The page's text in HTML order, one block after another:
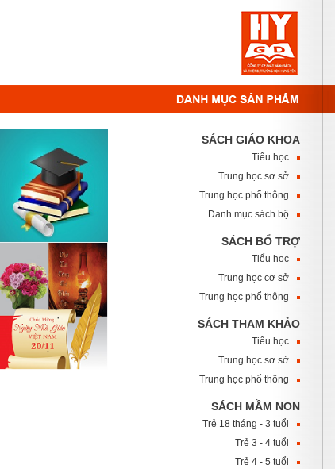
SÁCH GIÁO KHOA
Tiểu học
Trung học sơ sở
Trung học phổ thông
Danh mục sách bộ
SÁCH BỔ TRỢ
Tiểu học
Trung học cơ sở
Trung học phổ thông
SÁCH THAM KHẢO
Tiểu học
Trung học sơ sở
Trung học phổ thông
SÁCH MẦM NON
Trẻ 18 tháng - 3 tuổi
Trẻ 3 - 4 tuổi
Trẻ 4 - 5 tuổi